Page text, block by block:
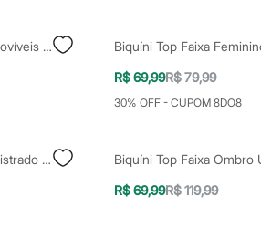
Sutiã Com Aro E Bojo Alças Removíveis Branco
R$ 69,99R$ 79,99
30% OFF - CUPOM 8DO8
Biquíni Top Triângulo Feminino Listrado Mindset Amarelo
Biquíni Top Faixa Ombro
R$ 69,99R$ 119,99